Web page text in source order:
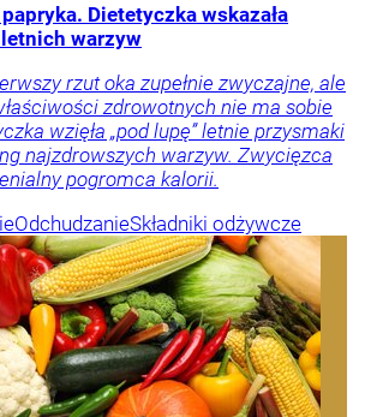
Dietetyczka wskazała
warzyw
rzut oka zupełnie zwyczajne, ale
zdrowotnych nie ma sobie
wzięła „pod lupę” letnie przysmaki
najzdrowszych warzyw. Zwycięzca
pogromca kalorii.
OdchudzanieSkładniki odżywcze